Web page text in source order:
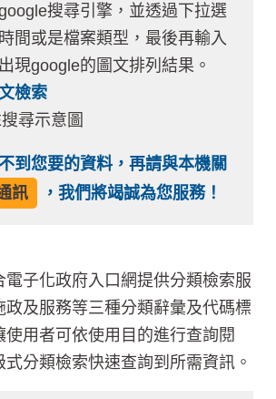
搜尋引擎，並透過下拉選
間或是檔案類型，最後再輸入
現google的圖文排列結果。
檢索
到您要的資料，再請與本機關
訊 ，我們將竭誠為您服務！
子化政府入口網提供分類檢索服
政及服務等三種分類辭彙及代碼標
使用者可依使用目的進行查詢閱
分類檢索快速查詢到所需資訊。